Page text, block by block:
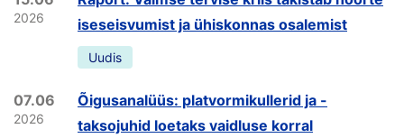
2026
iseseisvumist ja ühiskonnas osalemist
Uudis
07.06
2026
Õigusanalüüs: platvormikullerid ja -
taksojuhid loetaks vaidluse korral